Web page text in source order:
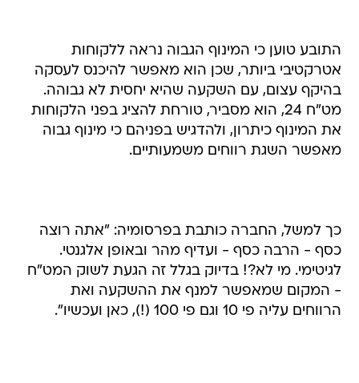
התובע טוען כי המינוף הגבוה נראה ללקוחות
אטרקטיבי ביותר, שכן הוא מאפשר להיכנס לעסקה
בהיקף עצום, עם השקעה שהיא יחסית לא גבוהה.
מט"ח 24, הוא מסביר, טורחת להציג בפני הלקוחות
את המינוף כיתרון, ולהדגיש בפניהם כי מינוף גבוה
מאפשר השגת רווחים משמעותיים.
כך למשל, החברה כותבת בפרסומיה: "אתה רוצה
כסף - הרבה כסף - ועדיף מהר ובאופן אלגנטי.
לגיטימי. מי לא?! בדיוק בגלל זה הגעת לשוק המט"ח
- המקום שמאפשר למנף את ההשקעה ואת
הרווחים עליה פי 10 וגם פי 100 (!), כאן ועכשיו".